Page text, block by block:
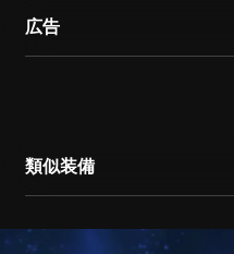
広告
類似装備